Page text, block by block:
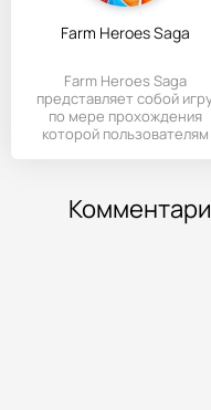
Farm Heroes Saga
Farm Heroes Saga
представляет собой
по мере прохождения
которой пользователям